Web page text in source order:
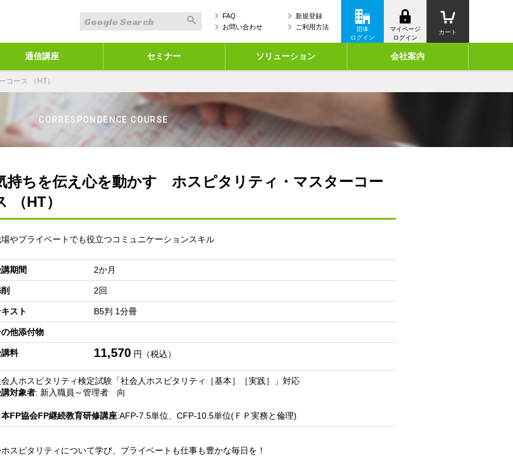
通信講座 セミナー ソリューション 会社案内
カート
マイページ
ログイン
団体
ログイン
新規登録
ご利用方法
FAQ
お問い合わせ
ース （HT）
CORRESPONDENCE COURSE
持ちを伝え心を動かす ホスピタリティ・マスターコー
（HT）
やプライベートでも役立つコミュニケーションスキル
期間 2か月
2回
スト B5判 1分冊
の他添付物
料 11,570円（税込）
人ホスピタリティ検定試験「社会人ホスピタリティ［基本］［実践］」対応
対象者: 新入職員～管理者 向
本FP協会FP継続教育研修講座:AFP-7.5単位、CFP-10.5単位(ＦＰ実務と倫理)
スピタリティについて学び、プライベートも仕事も豊かな毎日を！